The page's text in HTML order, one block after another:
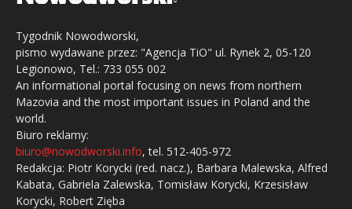
Tygodnik Nowodworski,
pismo wydawane przez: "Agencja TiO" ul. Rynek 2, 05-120
Legionowo, Tel.: 733 055 002
An informational portal focusing on news from northern
Mazovia and the most important issues in Poland and the
world.
Biuro reklamy:
biuro@nowodworski.info, tel. 512-405-972
Redakcja: Piotr Korycki (red. nacz.), Barbara Malewska, Alfred
Kabata, Gabriela Zalewska, Tomisław Korycki, Krzesisław
Korycki, Robert Zięba